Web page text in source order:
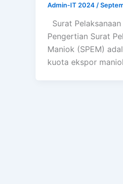
Admin-IT 2024 /
Surat
Pengertian Surat
Maniok (SPEM)
kuota ekspor